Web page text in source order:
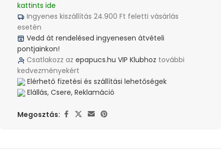
kattints ide
Ingyenes kiszállítás 24.900 Ft feletti vásárlás
esetén
Vedd át rendelésed ingyenesen átvételi
pontjainkon!
Csatlakozz az epapucs.hu VIP Klubhoz további
kedvezményekért
Elérhető fizetési és szállítási lehetőségek
Elállás, Csere, Reklamáció
Megosztás: